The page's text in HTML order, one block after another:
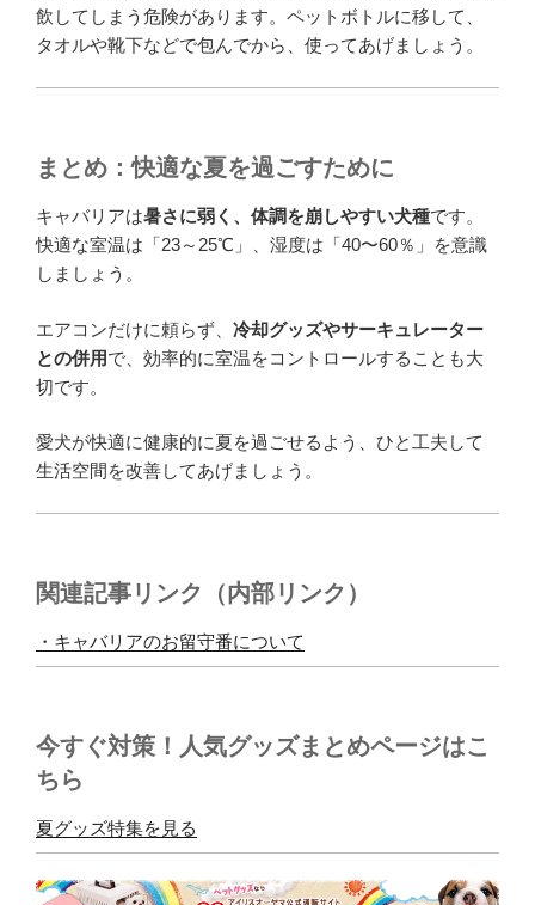
飲してしまう危険があります。ペットボトルに移して、
タオルや靴下などで包んでから、使ってあげましょう。
まとめ：快適な夏を過ごすために
キャバリアは暑さに弱く、体調を崩しやすい犬種です。
快適な室温は「23～25℃」、湿度は「40〜60％」を意識
しましょう。
エアコンだけに頼らず、 冷却グッズやサーキュレーター
との併用で、効率的に室温をコントロールすることも大
切です。
愛犬が快適に健康的に夏を過ごせるよう、ひと工夫して
生活空間を改善してあげましょう。
関連記事リンク（内部リンク）
・キャバリアのお留守番について
今すぐ対策！人気グッズまとめページはこ
ちら
夏グッズ特集を見る